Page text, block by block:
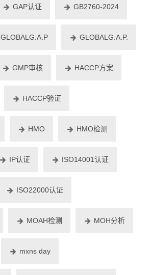
GAP认证 GB2760-2024
GLOBALG.A.P GLOBALG.A.P.
GMP审核 HACCP方案
HACCP验证
HMO HMO检测
IP认证 ISO14001认证
ISO22000认证
MOAH检测 MOH分析
mxns day